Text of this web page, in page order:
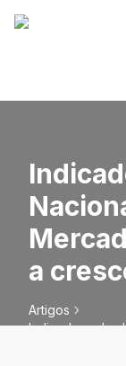
a
Artigos
Indicadores